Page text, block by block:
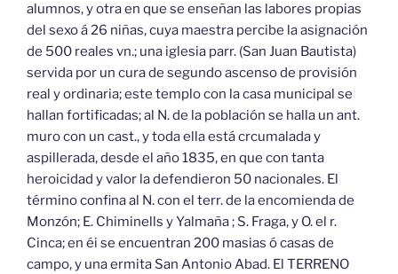
alumnos, y otra en que se enseñan las labores propias
del sexo á 26 niñas, cuya maestra percibe la asignación
de 500 reales vn.; una iglesia parr. (San Juan Bautista)
servida por un cura de segundo ascenso de provisión
real y ordinaria; este templo con la casa municipal se
hallan fortificadas; al N. de la población se halla un ant.
muro con un cast., y toda ella está crcumalada y
aspillerada, desde el año 1835, en que con tanta
heroicidad y valor la defendieron 50 nacionales. El
término confina al N. con el terr. de la encomienda de
Monzón; E. Chiminells y Yalmaña ; S. Fraga, y O. el r.
Cinca; en éi se encuentran 200 masias ó casas de
campo, y una ermita San Antonio Abad. El TERRENO